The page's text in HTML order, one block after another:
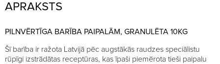
APRAKSTS
PILNVĒRTĪGA BARĪBA PAIPALĀM, GRANULĒTA 10KG
Šī barība ir ražota Latvijā pēc augstākās raudzes speciālistu
rūpīgi izstrādātas receptūras, kas īpaši piemērota tieši paipalu